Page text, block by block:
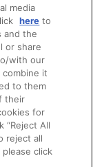
ーmedia
here to
and the
or share
with our
it
to them
their
for
“Reject All
reject all
click